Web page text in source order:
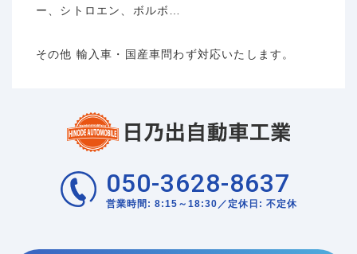
ー、シトロエン、ボルボ…
その他 輸入車・国産車問わず対応いたします。
050-3628-8637
営業時間: 8:15～18:30／定休日: 不定休